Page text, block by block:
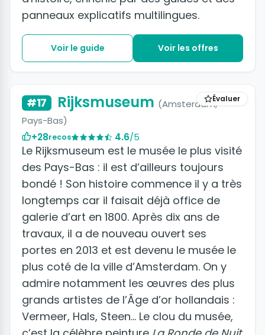
panneaux explicatifs multilingues.
Voir le guide Voir les offres
Évaluer
#17 Rijksmuseum (Amsterdam,
Pays-Bas)
+28recos 4.6/5
Le Rijksmuseum est le musée le plus visité
des Pays-Bas : il est d’ailleurs toujours
bondé ! Son histoire commence il y a très
longtemps car il faisait déjà office de
galerie d’art en 1800. Après dix ans de
travaux, il a de nouveau ouvert ses
portes en 2013 et est devenu le musée le
plus coté de la ville d’Amsterdam. On y
admire notamment les œuvres des plus
grands artistes de l’Âge d’or hollandais :
Vermeer, Hals, Steen… Le clou du musée,